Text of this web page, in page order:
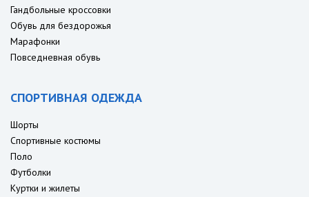
Гандбольные кроссовки
Обувь для бездорожья
Марафонки
Повседневная обувь
СПОРТИВНАЯ ОДЕЖДА
Шорты
Спортивные костюмы
Поло
Футболки
Куртки и жилеты